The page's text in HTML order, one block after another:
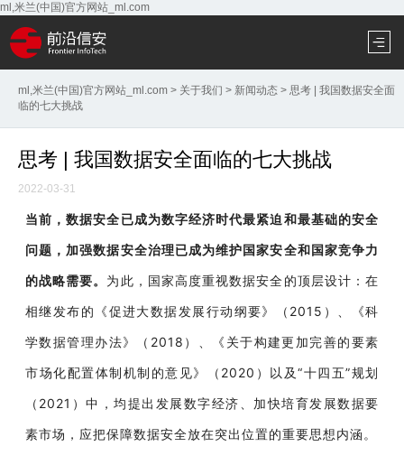
ml,米兰(中国)官方网站_ml.com
ml,米兰(中国)官方网站_ml.com > 关于我们 > 新闻动态 > 思考 | 我国数据安全面
临的七大挑战
思考 | 我国数据安全面临的七大挑战
2022-03-31
当前，数据安全已成为数字经济时代最紧迫和最基础的安全
问题，加强数据安全治理已成为维护国家安全和国家竞争力
的战略需要。 为此，国家高度重视数据安全的顶层设计：在
相继发布的《促进大数据发展行动纲要》（2015）、《科
学数据管理办法》（2018）、《关于构建更加完善的要素
市场化配置体制机制的意见》（2020）以及“十四五”规划
（2021）中，均提出发展数字经济、加快培育发展数据要
素市场，应把保障数据安全放在突出位置的重要思想内涵。